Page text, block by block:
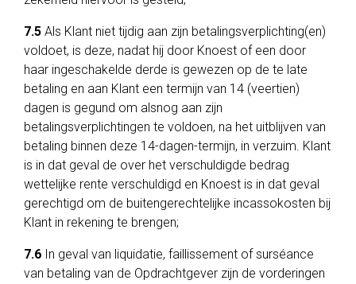
7.5 Als Klant niet tijdig aan zijn betalingsverplichting(en)
voldoet, is deze, nadat hij door Knoest of een door
haar ingeschakelde derde is gewezen op de te late
betaling en aan Klant een termijn van 14 (veertien)
dagen is gegund om alsnog aan zijn
betalingsverplichtingen te voldoen, na het uitblijven van
betaling binnen deze 14-dagen-termijn, in verzuim. Klant
is in dat geval de over het verschuldigde bedrag
wettelijke rente verschuldigd en Knoest is in dat geval
gerechtigd om de buitengerechtelijke incassokosten bij
Klant in rekening te brengen;
7.6 In geval van liquidatie, faillissement of surséance
van betaling van de Opdrachtgever zijn de vorderingen